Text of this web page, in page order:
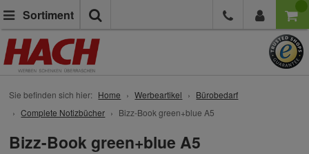
Sortiment
Sie befinden sich hier: Home Werbeartikel
Bürobedarf
Complete Notizbücher
Bizz-Book green+blue A5
Bizz-Book green+blue A5